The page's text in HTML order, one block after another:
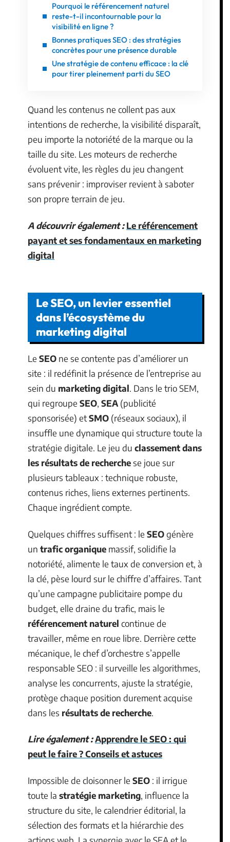
Pourquoi le référencement naturel
reste-t-il incontournable pour la
visibilité en ligne ?
Bonnes pratiques SEO : des stratégies
concrètes pour une présence durable
Une stratégie de contenu efficace : la clé
pour tirer pleinement parti du SEO
Quand les contenus ne collent pas aux
intentions de recherche, la visibilité disparaît,
peu importe la notoriété de la marque ou la
taille du site. Les moteurs de recherche
évoluent vite, les règles du jeu changent
sans prévenir : improviser revient à saboter
son propre terrain de jeu.
A découvrir également : Le référencement
payant et ses fondamentaux en marketing
digital
Le SEO, un levier essentiel
dans l’écosystème du
marketing digital
Le SEO ne se contente pas d’améliorer un
site : il redéfinit la présence de l’entreprise au
sein du marketing digital. Dans le trio SEM,
qui regroupe SEO, SEA (publicité
sponsorisée) etSMO (réseaux sociaux), il
insuffle une dynamique qui structure toute la
stratégie digitale. Le jeu du classement dans
les résultats de recherchese joue sur
plusieurs tableaux : technique robuste,
contenus riches, liens externes pertinents.
Chaque ingrédient compte.
Quelques chiffres suffisent : le SEOgénère
un trafic organique massif, solidifie la
notoriété, alimente le taux de conversion et, à
la clé, pèse lourd sur le chiffre d’affaires. Tant
qu’une campagne publicitaire pompe du
budget, elle draine du trafic, mais le
référencement naturel continue de
travailler, même en roue libre. Derrière cette
mécanique, le chef d’orchestre s’appelle
responsable SEO : il surveille les algorithmes,
analyse les concurrents, ajuste la stratégie,
protège chaque position durement acquise
dans les résultats de recherche.
Lire également :Apprendre le SEO : qui
peut le faire ? Conseils et astuces
Impossible de cloisonner le SEO : il irrigue
toute la stratégie marketing, influence la
structure du site, le calendrier éditorial, la
sélection des formats et la hiérarchie des
actions web. La synergie avec le SEA et le